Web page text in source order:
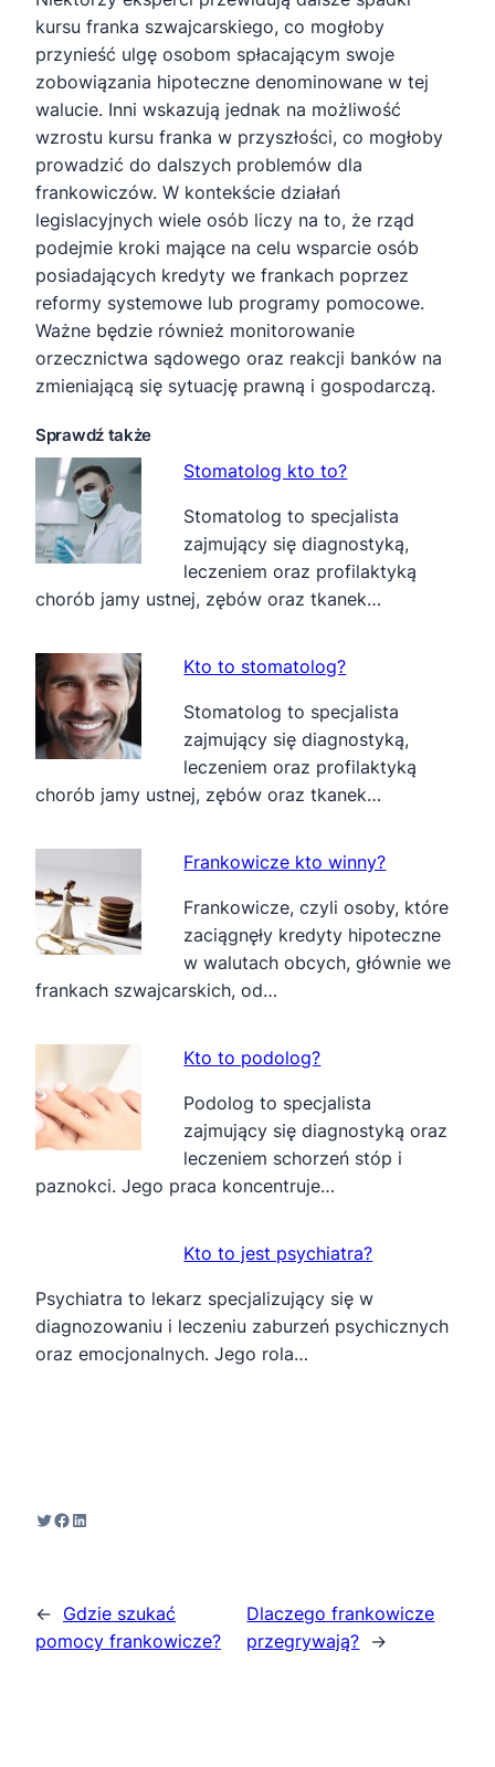
kursu franka szwajcarskiego, co mogłoby
przynieść ulgę osobom spłacającym swoje
zobowiązania hipoteczne denominowane w tej
walucie. Inni wskazują jednak na możliwość
wzrostu kursu franka w przyszłości, co mogłoby
prowadzić do dalszych problemów dla
frankowiczów. W kontekście działań
legislacyjnych wiele osób liczy na to, że rząd
podejmie kroki mające na celu wsparcie osób
posiadających kredyty we frankach poprzez
reformy systemowe lub programy pomocowe.
Ważne będzie również monitorowanie
orzecznictwa sądowego oraz reakcji banków na
zmieniającą się sytuację prawną i gospodarczą.
Sprawdź także
Stomatolog kto to?
Stomatolog to specjalista
zajmujący się diagnostyką,
leczeniem oraz profilaktyką
chorób jamy ustnej, zębów oraz tkanek…
Kto to stomatolog?
Stomatolog to specjalista
zajmujący się diagnostyką,
leczeniem oraz profilaktyką
chorób jamy ustnej, zębów oraz tkanek…
Frankowicze kto winny?
Frankowicze, czyli osoby, które
zaciągnęły kredyty hipoteczne
w walutach obcych, głównie we
frankach szwajcarskich, od…
Kto to podolog?
Podolog to specjalista
zajmujący się diagnostyką oraz
leczeniem schorzeń stóp i
paznokci. Jego praca koncentruje…
Kto to jest psychiatra?
Psychiatra to lekarz specjalizujący się w
diagnozowaniu i leczeniu zaburzeń psychicznych
oraz emocjonalnych. Jego rola…
Twitter
Facebook
LinkedIn
← Gdzie szukać
pomocy frankowicze?
Dlaczego frankowicze
przegrywają? →